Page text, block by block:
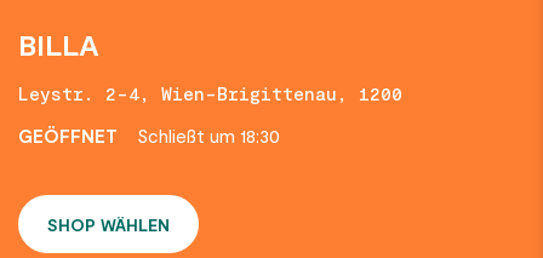
BILLA
Leystr. 2-4, Wien-Brigittenau, 1200
GEÖFFNET
Schließt um 18:30
SHOP WÄHLEN